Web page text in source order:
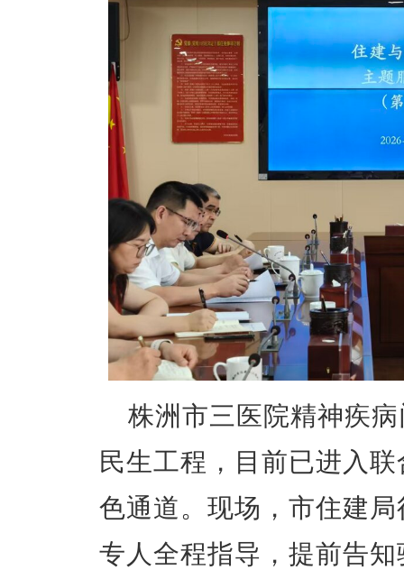
株洲市三医院精神疾
民生工程，目前已进入
色通道。现场，市住建
专人全程指导，提前告